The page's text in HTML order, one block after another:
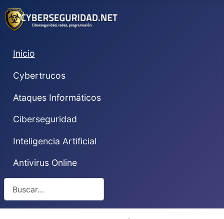
Inicio
Cybertrucos
Ataques Informáticos
Ciberseguridad
Inteligencia Artificial
Antivirus Online